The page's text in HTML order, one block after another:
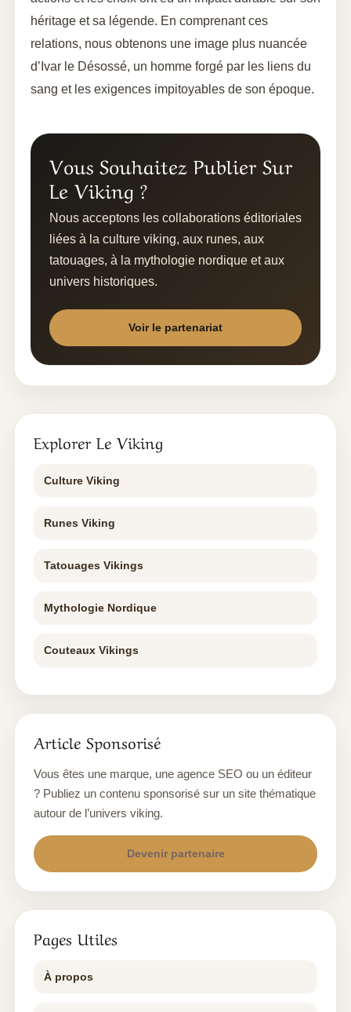
héritage et sa légende. En comprenant ces
relations, nous obtenons une image plus nuancée
d’Ivar le Désossé, un homme forgé par les liens du
sang et les exigences impitoyables de son époque.
Vous Souhaitez Publier Sur
Le Viking ?
Nous acceptons les collaborations éditoriales
liées à la culture viking, aux runes, aux
tatouages, à la mythologie nordique et aux
univers historiques.
Voir le partenariat
Explorer Le Viking
Culture Viking
Runes Viking
Tatouages Vikings
Mythologie Nordique
Couteaux Vikings
Article Sponsorisé
Vous êtes une marque, une agence SEO ou un éditeur
? Publiez un contenu sponsorisé sur un site thématique
autour de l’univers viking.
Devenir partenaire
Pages Utiles
À propos